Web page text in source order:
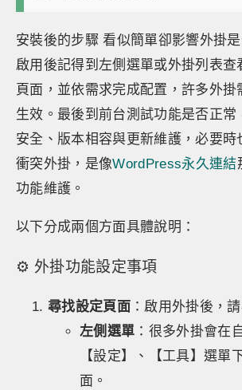
安裝後的步驟 看似簡單卻影響外掛
啟用後記得到左側選單或外掛列表查
頁面，並依需求完成配置，許多外掛
生效。最後到前台測試功能是否正常
安全、版本相容與更新維護，必要時
衝突外掛，是像WordPress永久連結
功能維護。
以下分成兩個方面具體說明：
⚙️ 外掛功能設定事項
尋找設定頁面 ：啟用外掛後，請
左側選單 ：很多外掛會在
【設定】、【工具】選單
面。